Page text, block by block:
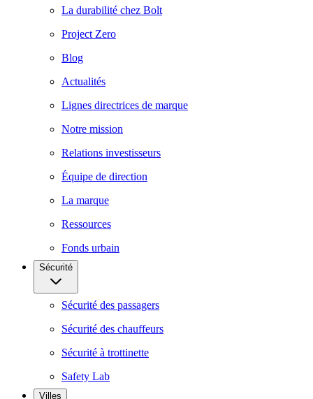
La durabilité chez Bolt
Project Zero
Blog
Actualités
Lignes directrices de marque
Notre mission
Relations investisseurs
Équipe de direction
La marque
Ressources
Fonds urbain
Sécurité
Sécurité des passagers
Sécurité des chauffeurs
Sécurité à trottinette
Safety Lab
Villes